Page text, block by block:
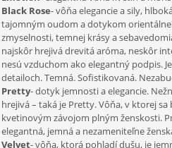
Black Rose- vôňa elegancie a sily,
tajomným oudom a dotykom
zmyselnosti, temnej krásy a
najskôr hrejivá drevitá aróma, neskôr
nesú vzduchom ako elegantný podpis.
detailoch. Temná. Sofistikovaná.
Pretty- dotyk jemnosti a elegancie.
hrejivá – taká je Pretty. Vôňa, v ktorej
kvetinovým závojom plným ženskosti.
elegantná, jemná a nezameniteľne
Velvet- vôňa, ktorá pohladí dušu, je